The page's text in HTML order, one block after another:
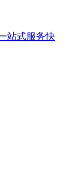
站式服务快